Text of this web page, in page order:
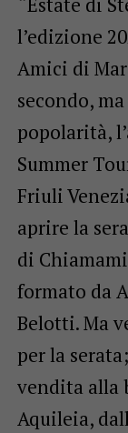
l’edizione
Amici di
secondo,
popolarità,
Summer
Friuli
aprire la
di
formato da
Belotti. Ma
per la
vendita alla
Aquileia,